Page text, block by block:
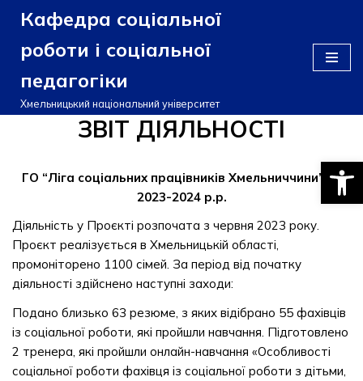
Перейти
до
вмісту
Кафедра соціальної
роботи і соціальної
педагогіки
Хмельницький національний університет
ЗВІТ ДІЯЛЬНОСТІ
ГО “Ліга соціальних працівників Хмельниччини” за
2023-2024 р.р.
Діяльність у Проєкті розпочата з червня 2023 року.
Проєкт реалізується в Хмельницькій області,
промоніторено 1100 сімей. За період від початку
діяльності здійснено наступні заходи:
Подано близько 63 резюме, з яких відібрано 55 фахівців
із соціальної роботи, які пройшли навчання. Підготовлено
2 тренера, які пройшли онлайн-навчання «Особливості
соціальної роботи фахівця із соціальної роботи з дітьми,